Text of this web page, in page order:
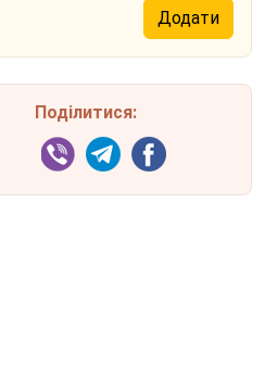
Поділитися: